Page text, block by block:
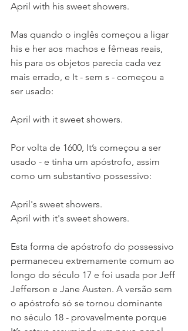
April with his sweet showers.
Mas quando o inglês começou a ligar
his e her aos machos e fêmeas reais,
his para os objetos parecia cada vez
mais errado, e It - sem s - começou a
ser usado:
April with it sweet showers.
Por volta de 1600, It’s começou a ser
usado - e tinha um apóstrofo, assim
como um substantivo possessivo:
April's sweet showers.
April with it's sweet showers.
Esta forma de apóstrofo do possessivo
permaneceu extremamente comum ao
longo do século 17 e foi usada por Jeff
Jefferson e Jane Austen. A versão sem
o apóstrofo só se tornou dominante
no século 18 - provavelmente porque